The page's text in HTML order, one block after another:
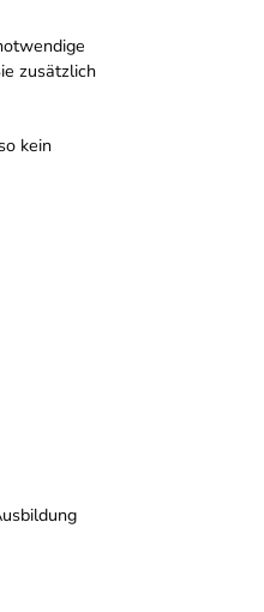
zusätzlich
kein